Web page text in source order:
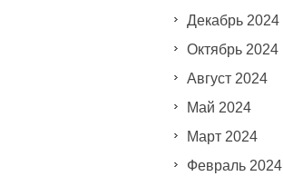
Декабрь 2024
Октябрь 2024
Август 2024
Май 2024
Март 2024
Февраль 2024